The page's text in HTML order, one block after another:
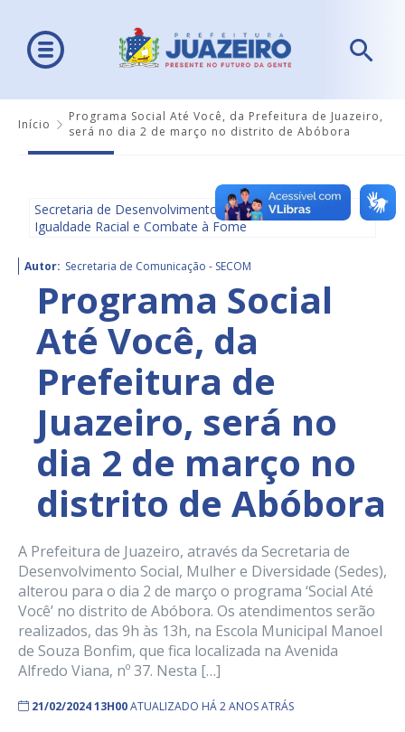
Início
Programa Social Até Você, da Prefeitura de Juazeiro,
será no dia 2 de março no distrito de Abóbora
Secretaria de Desenvolvimento Social, Diversidade,
Igualdade Racial e Combate à Fome
Autor: Secretaria de Comunicação - SECOM
Programa Social
Até Você, da
Prefeitura de
Juazeiro, será no
dia 2 de março no
distrito de Abóbora
A Prefeitura de Juazeiro, através da Secretaria de
Desenvolvimento Social, Mulher e Diversidade (Sedes),
alterou para o dia 2 de março o programa ‘Social Até
Você’ no distrito de Abóbora. Os atendimentos serão
realizados, das 9h às 13h, na Escola Municipal Manoel
de Souza Bonfim, que fica localizada na Avenida
Alfredo Viana, nº 37. Nesta […]
21/02/2024 13H00ATUALIZADO HÁ 2 ANOS ATRÁS